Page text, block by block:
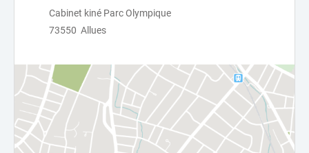
Cabinet kiné Parc Olympique
73550 Allues